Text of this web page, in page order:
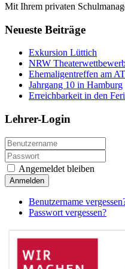
Mit Ihrem privaten
Neueste Beiträge
Exkursion Lüttich
NRW
Ehemaligentreffen am
Jahrgang 10 in Hamburg
Erreichbarkeit in den
Lehrer-Login
Angemeldet bleiben
Anmelden
Benutzername
Passwort vergessen?